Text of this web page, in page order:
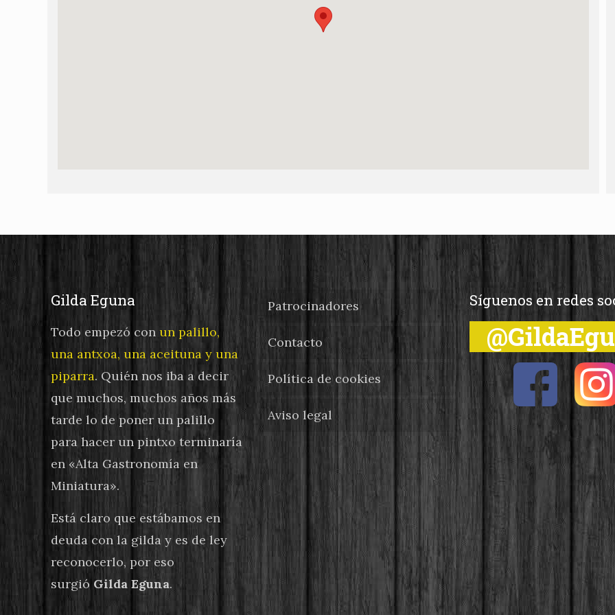
Gilda Eguna
Todo empezó con un palillo,
una antxoa, una aceituna y una
piparra. Quién nos iba a decir
que muchos, muchos años más
tarde lo de poner un palillo
para hacer un pintxo terminaría
en «Alta Gastronomía en
Miniatura».
Está claro que estábamos en
deuda con la gilda y es de ley
reconocerlo, por eso
surgió Gilda Eguna.
Patrocinadores
Contacto
Política de cookies
Aviso legal
Síguenos en redes